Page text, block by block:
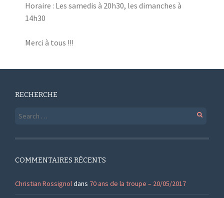
Horaire : Les samedis à 20h30, les dimanches à
14h30
Merci à tous !!!
RECHERCHE
Search
COMMENTAIRES RÉCENTS
Christian Rossignoldans 70 ans de la troupe – 20/05/2017